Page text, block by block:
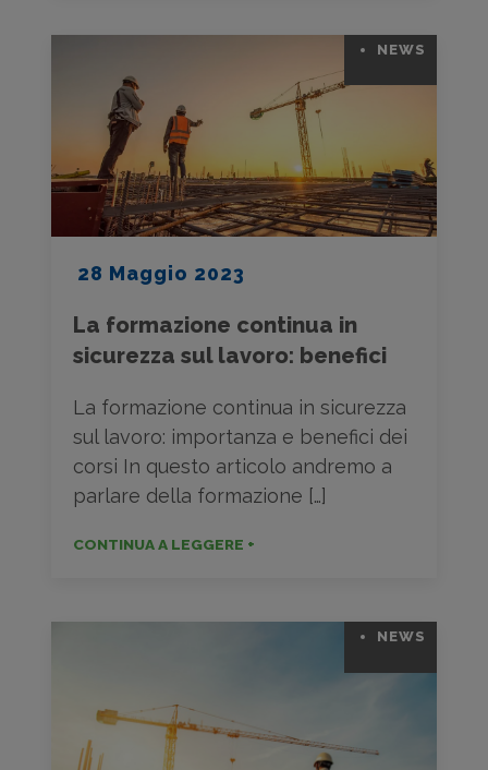
28 Maggio 2023
NEWS
La formazione continua in
sicurezza sul lavoro: benefici
La formazione continua in sicurezza
sul lavoro: importanza e benefici dei
corsi In questo articolo andremo a
parlare della formazione […]
CONTINUA A LEGGERE +
NEWS